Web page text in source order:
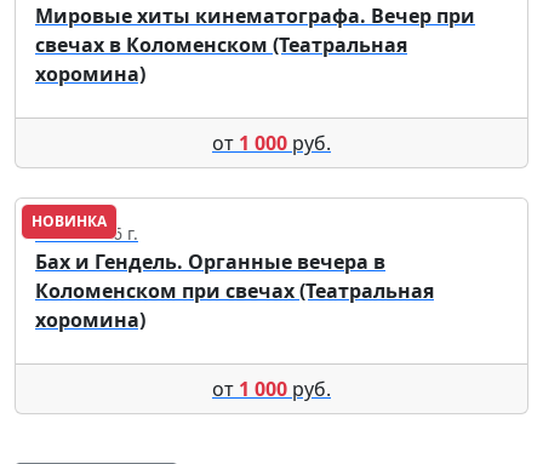
Мировые хиты кинематографа. Вечер при
свечах в Коломенском (Театральная
хоромина)
от 1 000 руб.
НОВИНКА
18.09.2026 г.
Бах и Гендель. Органные вечера в
Коломенском при свечах (Театральная
хоромина)
от 1 000 руб.